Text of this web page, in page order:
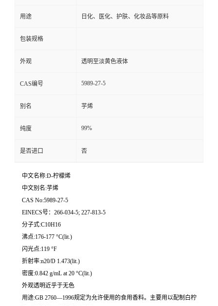
用途 日化、医化、护肤、化妆品等原料
包装规格
外观 透明至淡黄色液体
CAS编号 5989-27-5
别名 芋烯
纯度 99%
是否进口 否
中文名称:D-柠檬烯
中文别名:芋烯
CAS No:5989-27-5
EINECS号：266-034-5; 227-813-5
分子式:C10H16
沸点:176-177 °C(lit.)
闪光点:119 °F
折射率:n20/D 1.473(lit.)
密度:0.842 g/mL at 20 °C(lit.)
外观透明近乎于无色
用途:GB 2760—1996规定为允许使用的食用香料。主要用以配制白柠